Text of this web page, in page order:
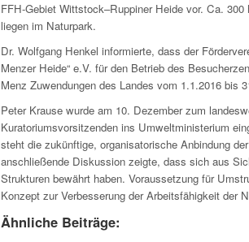
FFH-Gebiet Wittstock–Ruppiner Heide vor. Ca.
liegen im Naturpark.
Dr. Wolfgang Henkel informierte, dass der
Menzer Heide“ e.V. für den Betrieb des
Menz Zuwendungen des Landes vom 1.1.2016 bis
Peter Krause wurde am 10. Dezember zum
Kuratoriumsvorsitzenden ins Umweltministerium
steht die zukünftige, organisatorische Anbindung
anschließende Diskussion zeigte, dass sich aus
Strukturen bewährt haben. Voraussetzung für
Konzept zur Verbesserung der Arbeitsfähigkeit der
Ähnliche Beiträge: